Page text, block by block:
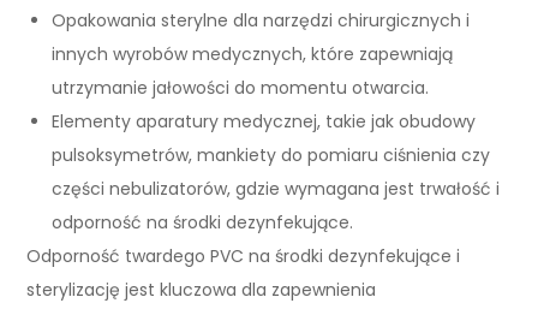
Opakowania sterylne dla narzędzi chirurgicznych i
innych wyrobów medycznych, które zapewniają
utrzymanie jałowości do momentu otwarcia.
Elementy aparatury medycznej, takie jak obudowy
pulsoksymetrów, mankiety do pomiaru ciśnienia czy
części nebulizatorów, gdzie wymagana jest trwałość i
odporność na środki dezynfekujące.
Odporność twardego PVC na środki dezynfekujące i
sterylizację jest kluczowa dla zapewnienia